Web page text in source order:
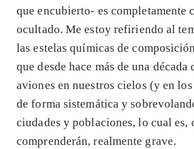
que encubierto- es completamente
ocultado. Me estoy refiriendo al
las estelas químicas de
que desde hace más de una
aviones en nuestros cielos (y en
de forma sistemática y
ciudades y poblaciones, lo cual es,
comprenderán, realmente grave.